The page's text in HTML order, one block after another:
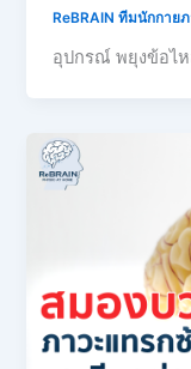
ReBRAIN ทีมนักกาย
อุปกรณ์ พยุงข้อไ